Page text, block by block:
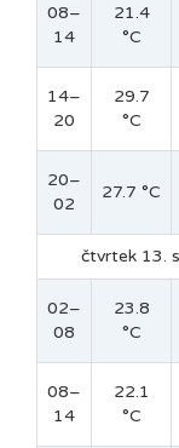
08–
14
21.4
°C
14–
20
29.7
°C
20–
02
27.7 °C
čtvrtek 13.
02–
08
23.8
°C
08–
14
22.1
°C